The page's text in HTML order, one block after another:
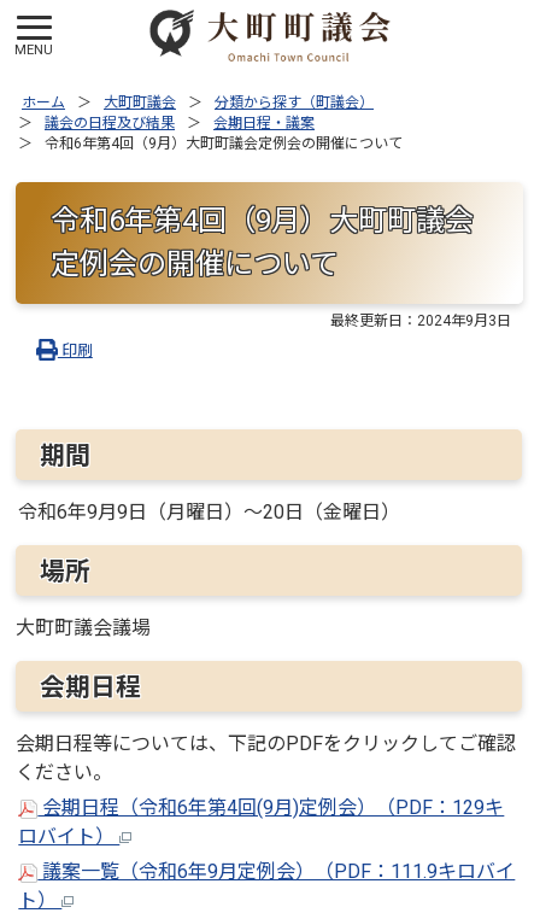
ホーム 大町町議会
分類から探す（町議会）
議会の日程及び結果
会期日程・議案
令和6年第4回（9月）大町町議会定例会の開催について
令和6年第4回（9月）大町町議会
定例会の開催について
最終更新日： 2024年9月3日
印刷
期間
令和6年9月9日（月曜日）～20日（金曜日）
場所
大町町議会議場
会期日程
会期日程等については、下記のPDFをクリックしてご確認
ください。
会期日程（令和6年第4回(9月)定例会）（PDF：129キ
ロバイト）
議案一覧（令和6年9月定例会）（PDF：111.9キロバイ
ト）